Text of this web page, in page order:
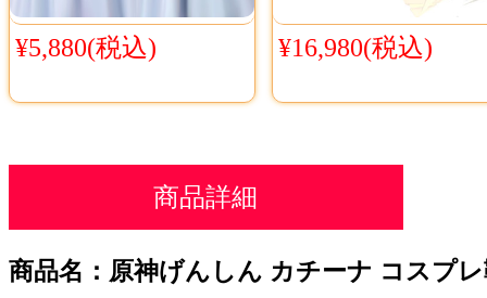
¥5,880(税込) ¥16,980(税込)
商品詳細
商品名： 原神げんしん カチーナ コスプ